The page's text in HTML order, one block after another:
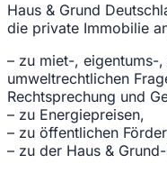
Haus & Grund
die private Immobilie
– zu miet-, eigentums-
umweltrechtlichen
Rechtsprechung und
– zu Energiepreisen,
– zu öffentlichen
– zu der Haus &